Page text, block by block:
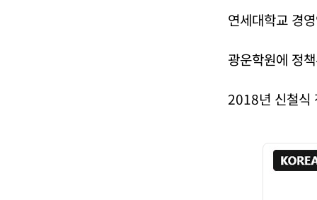
연세대학교 경
광운학원에 정
2018년 신철식